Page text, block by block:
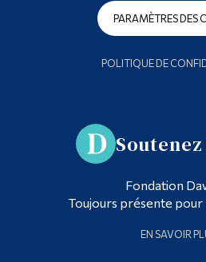
PARAMÈTRES DES
POLITIQUE DE
Fondation
Toujours présente pour
EN SAVOIR